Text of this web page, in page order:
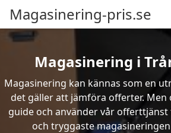
Magasinering-pris.se
Magasinering i
Magasinering kan kännas som en
det gäller att jämföra offerter. Men
guide och använder vår
och tryggaste